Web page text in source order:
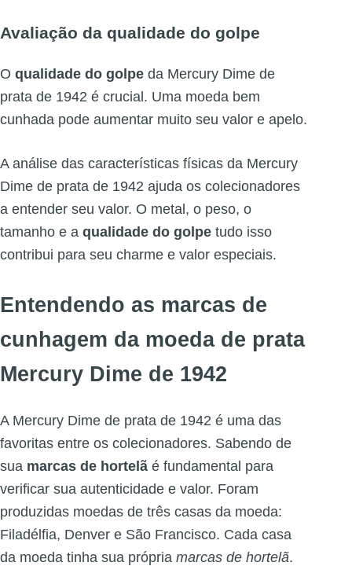
Avaliação da qualidade do golpe
O qualidade do golpe da Mercury Dime de
prata de 1942 é crucial. Uma moeda bem
cunhada pode aumentar muito seu valor e apelo.
A análise das características físicas da Mercury
Dime de prata de 1942 ajuda os colecionadores
a entender seu valor. O metal, o peso, o
tamanho e a qualidade do golpe tudo isso
contribui para seu charme e valor especiais.
Entendendo as marcas de
cunhagem da moeda de prata
Mercury Dime de 1942
A Mercury Dime de prata de 1942 é uma das
favoritas entre os colecionadores. Sabendo de
sua marcas de hortelã é fundamental para
verificar sua autenticidade e valor. Foram
produzidas moedas de três casas da moeda:
Filadélfia, Denver e São Francisco. Cada casa
da moeda tinha sua própria marcas de hortelã.